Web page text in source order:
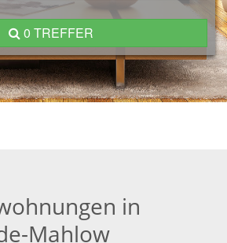
0 TREFFER
in
Mahlow